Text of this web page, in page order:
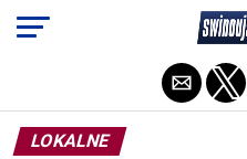
LOKALNE
Exit